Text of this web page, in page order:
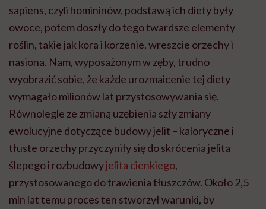
sapiens, czyli homininów, podstawą ich diety były
owoce, potem doszły do tego twardsze elementy
roślin, takie jak kora i korzenie, wreszcie orzechy i
nasiona. Nam, wyposażonym w zęby, trudno
wyobrazić sobie, że każde urozmaicenie tej diety
wymagało milionów lat przystosowywania się.
Równolegle ze zmianą uzębienia szły zmiany
ewolucyjne dotyczące budowy jelit – kaloryczne i
tłuste orzechy przyczyniły się do skrócenia jelita
ślepego i rozbudowyjelita cienkiego,
przystosowanego do trawienia tłuszczów. Około 2,5
mln lat temu proces ten stworzył warunki, by